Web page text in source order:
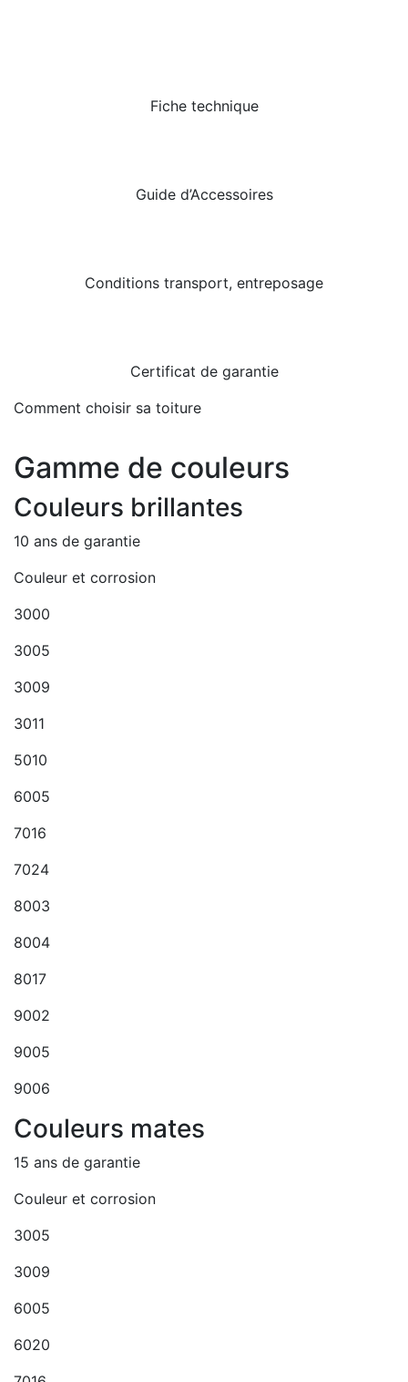
Fiche technique
Guide d’Accessoires
Conditions transport, entreposage
Certificat de garantie
Comment choisir sa toiture
Gamme de couleurs
Couleurs brillantes
10 ans de garantie
Couleur et corrosion
3000
3005
3009
3011
5010
6005
7016
7024
8003
8004
8017
9002
9005
9006
Couleurs mates
15 ans de garantie
Couleur et corrosion
3005
3009
6005
6020